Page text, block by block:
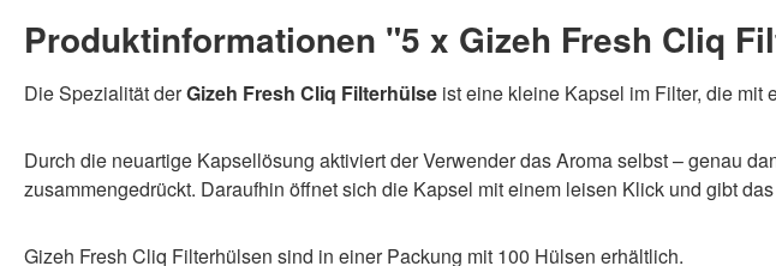
Produktinformationen "5 x Gizeh Fresh Cliq
Die Spezialität derGizeh Fresh Cliq Filterhülse ist eine kleine Kapsel im Filter, die mit
Durch die neuartige Kapsellösung aktiviert der Verwender das Aroma selbst – genau
zusammengedrückt. Daraufhin öffnet sich die Kapsel mit einem leisen Klick und gibt
Gizeh Fresh Cliq Filterhülsen sind in einer Packung mit 100 Hülsen erhältlich.